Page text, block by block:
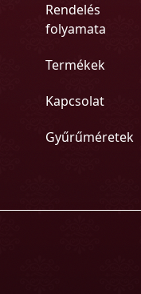
Rendelés
folyamata
Termékek
Kapcsolat
Gyűrűméretek